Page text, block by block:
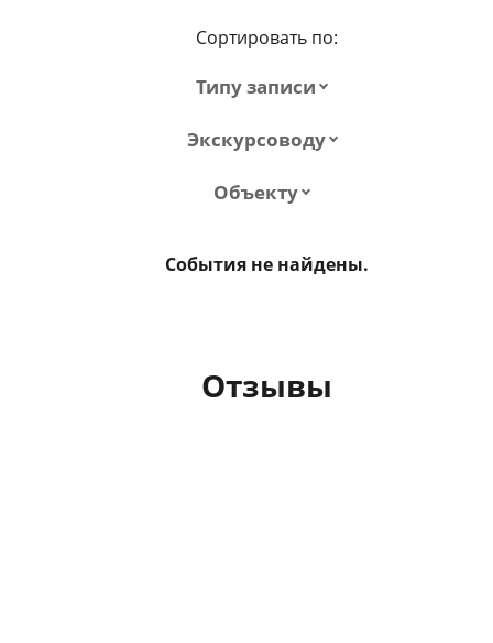
Сортировать по:
Типу записи
Экскурсоводу
Объекту
События не найдены.
Отзывы